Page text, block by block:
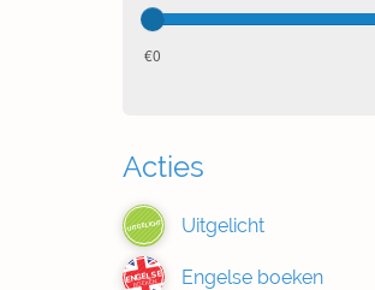
0
Acties
UITGELICHT Uitgelicht
ENGELSE
BOEKEN Engelse boeken